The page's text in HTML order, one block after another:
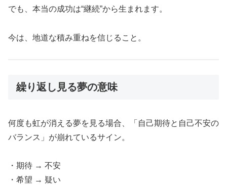
でも、本当の成功は“継続”から生まれます。
今は、地道な積み重ねを信じること。
繰り返し見る夢の意味
何度も虹が消える夢を見る場合、「自己期待と自己不安の
バランス」が崩れているサイン。
・期待 → 不安
・希望 → 疑い